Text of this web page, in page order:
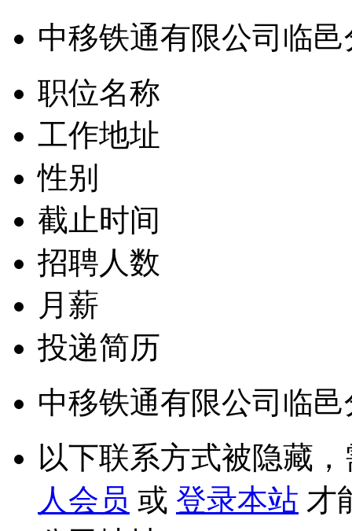
中移铁通有限公司临
职位名称
工作地址
性别
截止时间
招聘人数
月薪
投递简历
中移铁通有限公司临
以下联系方式被隐藏
人会员 或 登录本站 才